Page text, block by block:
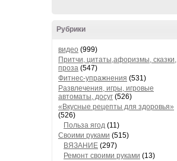
Рубрики
видео (999)
Притчи, цитаты,афоризмы, сказки,
проза (547)
Фитнес-упражнения (531)
Развлечения, игры, игровые
автоматы, досуг (526)
«Вкусные рецепты для здоровья»
(526)
Польза ягод (11)
Своими руками (515)
ВЯЗАНИЕ (297)
Ремонт своими руками (13)